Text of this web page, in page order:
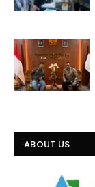
ABOUT US